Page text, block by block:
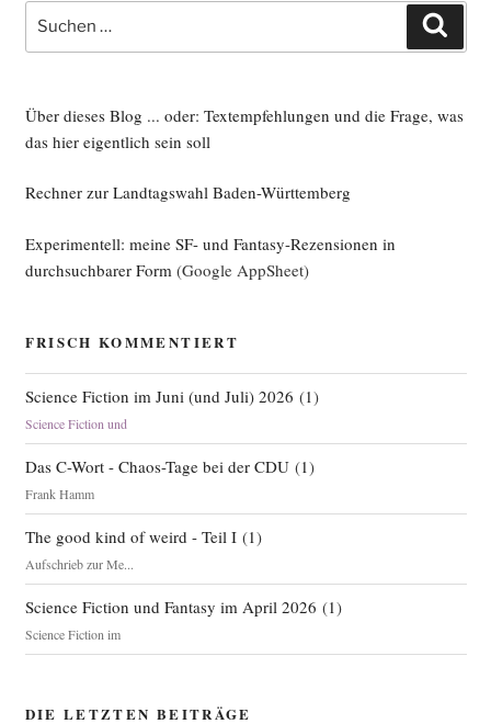
Suche
nach:
Über dieses Blog ... oder: Textempfehlungen und die Frage, was
das hier eigentlich sein soll
Rechner zur Landtagswahl Baden-Württemberg
Experimentell: meine SF- und Fantasy-Rezensionen in
durchsuchbarer Form (Google AppSheet)
FRISCH KOMMENTIERT
Science Fiction im Juni (und Juli) 2026 (1)
Science Fiction und
Das C-Wort - Chaos-Tage bei der CDU(1)
Frank Hamm
The good kind of weird - Teil I(1)
Aufschrieb zur Me...
Science Fiction und Fantasy im April 2026 (1)
Science Fiction im
DIE LETZTEN BEITRÄGE